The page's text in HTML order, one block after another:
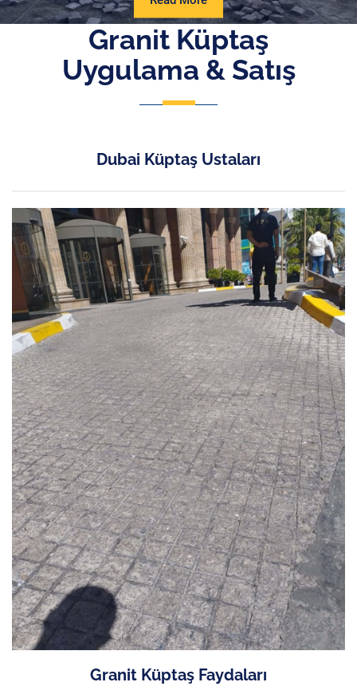
More
Granit Küptaş
Uygulama & Satış
Dubai Küptaş Ustaları
Granit Küptaş Faydaları